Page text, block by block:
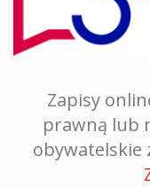
Zapisy
prawną lub
obywatelskie